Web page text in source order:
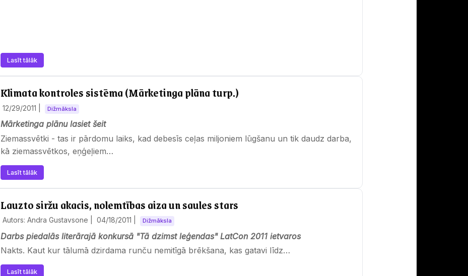
Lasīt tālāk
Klimata kontroles sistēma (Mārketinga plāna turp.)
12/29/2011 Dižmāksla
Mārketinga plānu lasiet šeit
Ziemassvētki - tas ir pārdomu laiks, kad debesīs ceļas miljoniem lūgšanu un tik daudz darba,
kā ziemassvētkos, eņģeļiem…
Lasīt tālāk
Lauzto siržu akacis, nolemtības aiza un saules stars
Autors: Andra Gustavsone | 04/18/2011 Dižmāksla
Darbs piedalās literārajā konkursā "Tā dzimst leģendas" LatCon 2011 ietvaros
Nakts. Kaut kur tālumā dzirdama runču nemitīgā brēkšana, kas gatavi līdz…
Lasīt tālāk